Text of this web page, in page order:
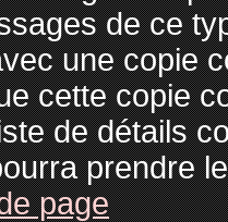
de ce
une copie
cette copie
de détails
prendre
page